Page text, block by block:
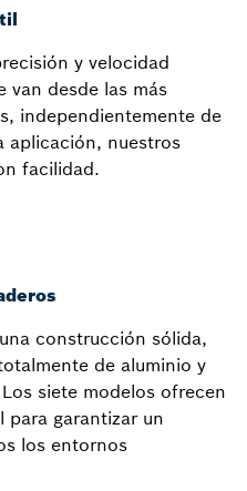
y velocidad
van desde las más
independientemente de
aplicación, nuestros
facilidad.
construcción sólida,
de aluminio y
siete modelos ofrecen
para garantizar un
los entornos